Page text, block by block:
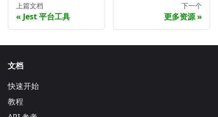
上篇文档
Jest 平台工具
下一个
更多资源
文档
快速开始
教程